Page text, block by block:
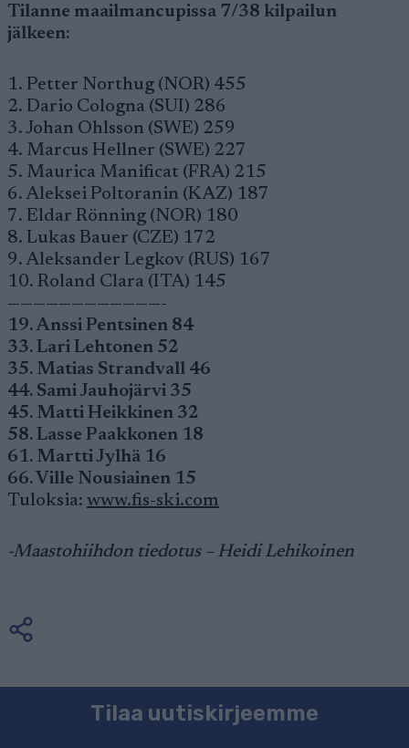
Tilanne maailmancupissa 7/38 kilpailun
jälkeen:
1. Petter Northug (NOR) 455
2. Dario Cologna (SUI) 286
3. Johan Ohlsson (SWE) 259
4. Marcus Hellner (SWE) 227
5. Maurica Manificat (FRA) 215
6. Aleksei Poltoranin (KAZ) 187
7. Eldar Rönning (NOR) 180
8. Lukas Bauer (CZE) 172
9. Aleksander Legkov (RUS) 167
10. Roland Clara (ITA) 145
————————————-
19. Anssi Pentsinen 84
33. Lari Lehtonen 52
35. Matias Strandvall 46
44. Sami Jauhojärvi 35
45. Matti Heikkinen 32
58. Lasse Paakkonen 18
61. Martti Jylhä 16
66. Ville Nousiainen 15
Tuloksia: www.fis-ski.com
-Maastohiihdon tiedotus – Heidi Lehikoinen
Tilaa uutiskirjeemme